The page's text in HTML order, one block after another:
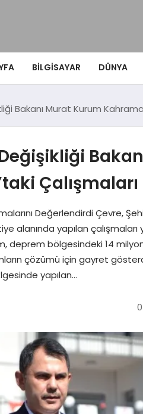
BILGISAYAR DÜNYA
Bakanı Murat Kurum
Değerlendirdi Çevre,
alanında yapılan
bölgesindeki 14
çözümü için gayret
yapılan…